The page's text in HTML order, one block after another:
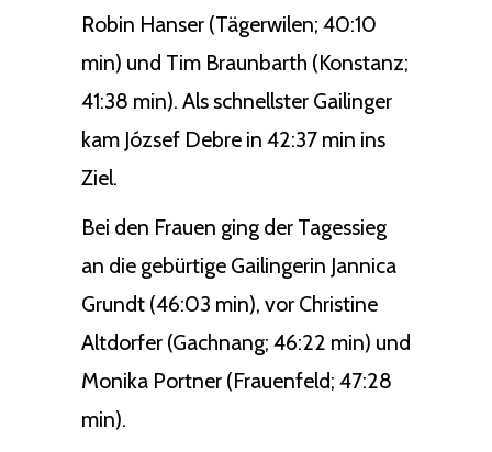
Robin Hanser (Tägerwilen; 40:10
min) und Tim Braunbarth (Konstanz;
41:38 min). Als schnellster Gailinger
kam József Debre in 42:37 min ins
Ziel.
Bei den Frauen ging der Tagessieg
an die gebürtige Gailingerin Jannica
Grundt (46:03 min), vor Christine
Altdorfer (Gachnang; 46:22 min) und
Monika Portner (Frauenfeld; 47:28
min).